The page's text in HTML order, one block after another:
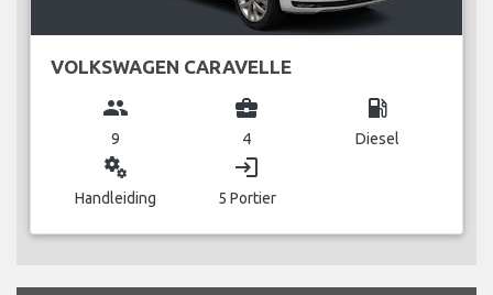
VOLKSWAGEN CARAVELLE
group
9
business_center
4
local_gas_station
Diesel
miscellaneous_services
Handleiding
login
5 Portier